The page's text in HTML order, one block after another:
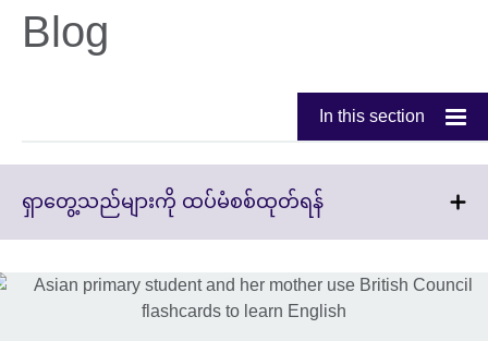
your
language
Blog
In this section
ရှာတွေ့သည်များကို ထပ်မံစစ်ထုတ်ရန်Click
More
information